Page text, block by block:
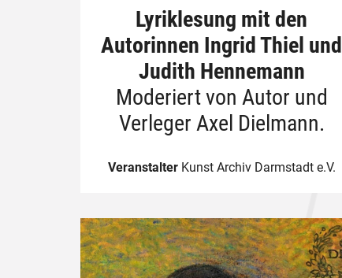
Lyriklesung mit den
Autorinnen Ingrid Thiel und
Judith Hennemann
Moderiert von Autor und
Verleger Axel Dielmann.
VeranstalterKunst Archiv Darmstadt e.V.